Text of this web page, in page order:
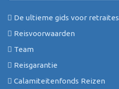
De ultieme gids voor retraites
Reisvoorwaarden
Team
Reisgarantie
Calamiteitenfonds Reizen